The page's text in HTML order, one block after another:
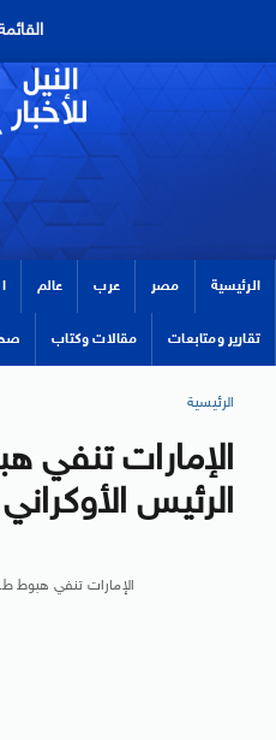
الرئيسية مصر عرب عالم
تقارير ومتابعات مقالات وكتاب
الرئيسية
الإمارات تنفي
الرئيس